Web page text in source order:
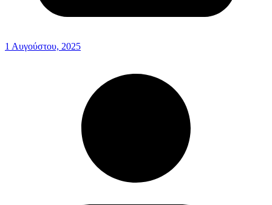
1 Αυγούστου, 2025